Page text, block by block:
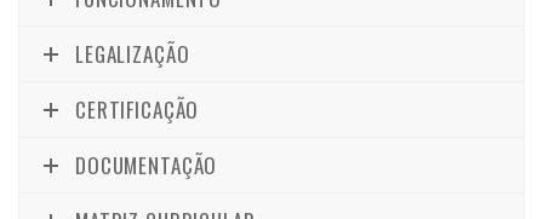
LEGALIZAÇÃO
CERTIFICAÇÃO
DOCUMENTAÇÃO